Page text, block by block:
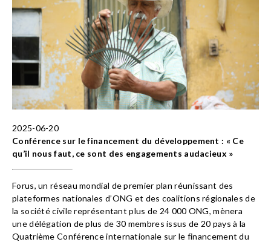
2025-06-20
Conférence sur le financement du développement : « Ce
qu’il nous faut, ce sont des engagements audacieux »
Forus, un réseau mondial de premier plan réunissant des
plateformes nationales d’ONG et des coalitions régionales de
la société civile représentant plus de 24 000 ONG, mènera
une délégation de plus de 30 membres issus de 20 pays à la
Quatrième Conférence internationale sur le financement du